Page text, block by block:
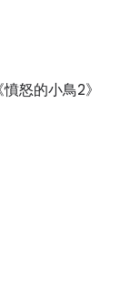
怒的小鳥2》